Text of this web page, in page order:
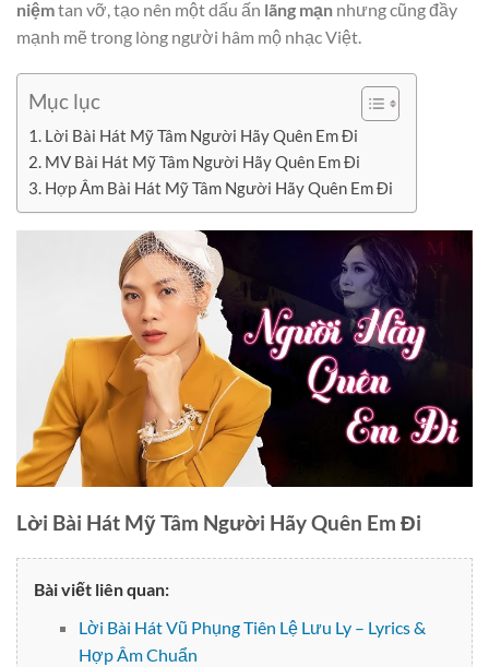
niệmtan vỡ, tạo nên một dấu ấn lãng mạn nhưng cũng đầy
mạnh mẽ trong lòng người hâm mộ nhạc Việt.
Mục lục
Lời Bài Hát Mỹ Tâm Người Hãy Quên Em Đi
MV Bài Hát Mỹ Tâm Người Hãy Quên Em Đi
Hợp Âm Bài Hát Mỹ Tâm Người Hãy Quên Em Đi
Lời Bài Hát Mỹ Tâm Người Hãy Quên Em Đi
Bài viết liên quan:
Lời Bài Hát Vũ Phụng Tiên Lệ Lưu Ly – Lyrics &
Hợp Âm Chuẩn